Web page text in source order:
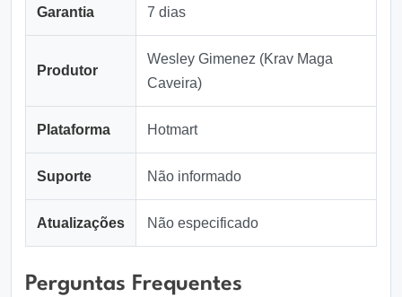
Garantia 7 dias
Produtor
Wesley Gimenez (Krav Maga
Caveira)
Plataforma Hotmart
Suporte Não informado
Atualizações Não especificado
Perguntas Frequentes